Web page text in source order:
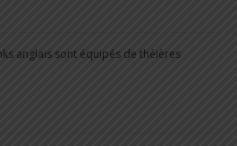
anglais sont équipés de théières